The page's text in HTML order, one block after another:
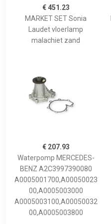
€ 451.23
MARKET SET Sonia
Laudet vloerlamp
malachiet zand
€ 207.93
Waterpomp MERCEDES-
BENZ A2C3997390080
A0005001700,A00050023
00,A0005003000
A0005003100,A00050032
00,A0005003800